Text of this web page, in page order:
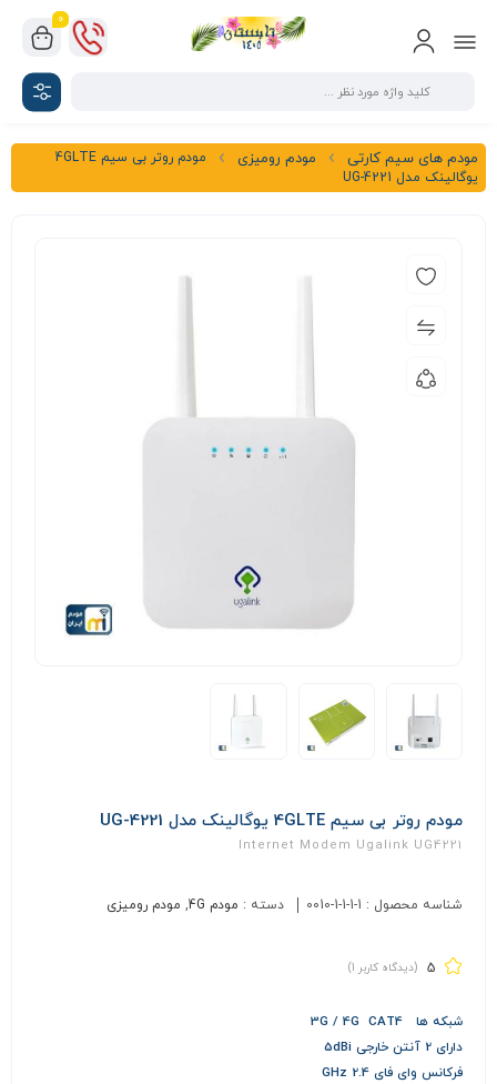
0
مودم های سیم کارتی مودم رومیزی
مودم روتر بی سیم 4GLTE
یوگالینک مدل UG-4221
مودم روتر بی سیم 4GLTE یوگالینک مدل UG-4221
Internet Modem Ugalink UG4221
شناسه محصول : 0010-1-1-1-1 دسته : مودم 4G , مودم رومیزی
5 (دیدگاه کاربر 1
)
شبکه ها 3G / 4G CAT4
دارای 2 آنتن خارجی 5dBi
فرکانس وای فای 2.4 GHz